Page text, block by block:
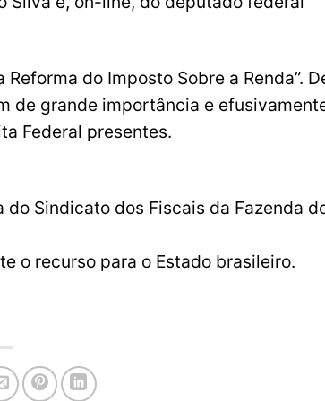
do Imposto Sobre a Renda”.
de grande importância e
Federal presentes.
Sindicato dos Fiscais da Fazenda
o recurso para o Estado brasileiro.